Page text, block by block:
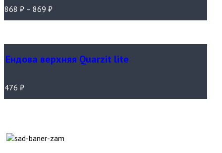
868 ₽ – 869 ₽
Ендова верхняя Quarzit lite
476 ₽